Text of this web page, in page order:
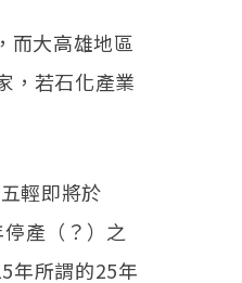
而大高雄地區
，若石化產業
輕即將於
產（？）之
年所謂的25年